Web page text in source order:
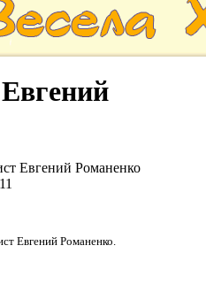
Евгений Романенко
Евгений Романенко.